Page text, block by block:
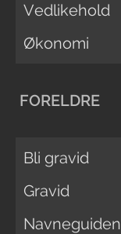
Vedlikehold
Økonomi
FORELDRE
Bli gravid
Gravid
Navneguiden